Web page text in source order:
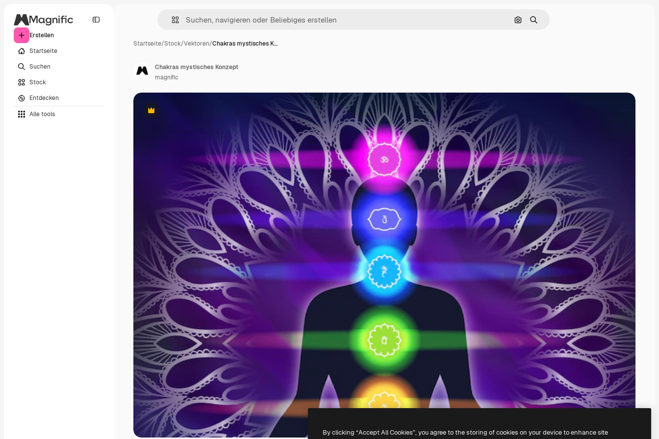
Erstellen
Startseite
Suchen
Stock
Entdecken
Alle tools
Nach Bild suchen
Suchen
Startseite/Stock/Vektoren/Chakras mystisches K…
Premium
Chakras mystisches Konzept
magnific
By clicking “Accept All Cookies”, you agree to the storing of cookies on your device to enhance site